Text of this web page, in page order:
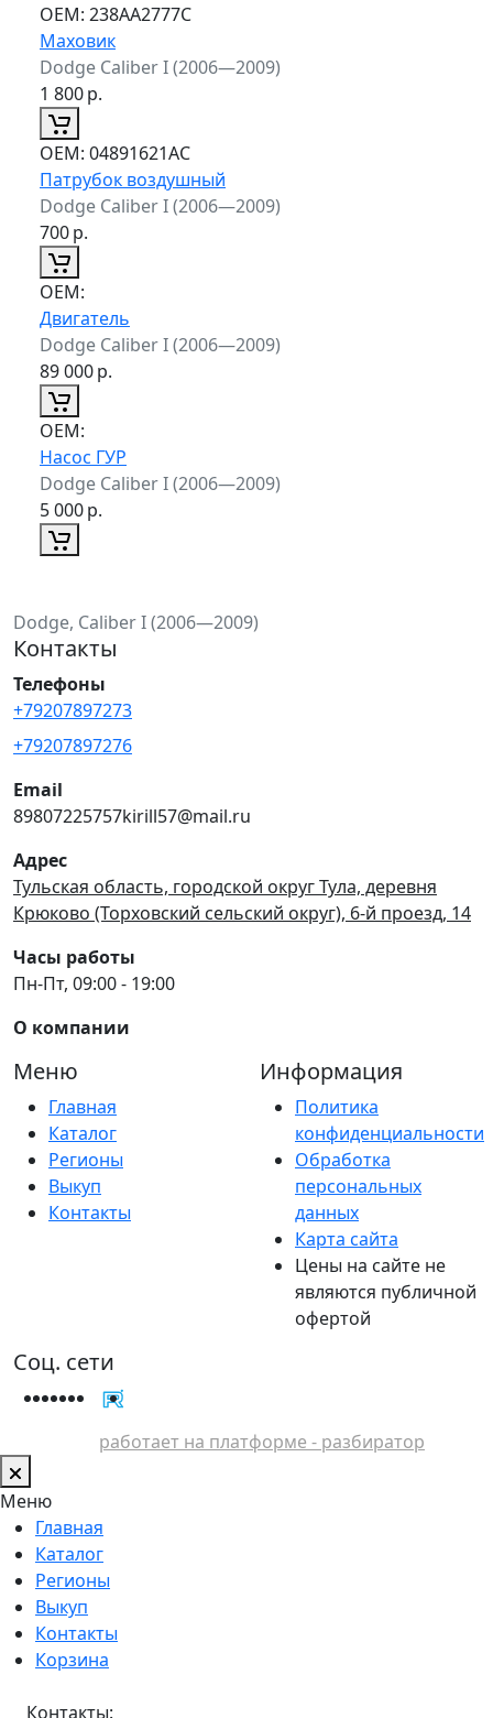
ОЕМ: 238AA2777C
Маховик
Dodge Caliber I (2006—2009)
1 800р.
ОЕМ: 04891621AC
Патрубок воздушный
Dodge Caliber I (2006—2009)
700р.
ОЕМ:
Двигатель
Dodge Caliber I (2006—2009)
89 000р.
ОЕМ:
Насос ГУР
Dodge Caliber I (2006—2009)
5 000р.
Dodge, Caliber I (2006—2009)
Контакты
Телефоны
+79207897273
+79207897276
Email
89807225757kirill57@mail.ru
Адрес
Тульская область, городской округ Тула, деревня
Крюково (Торховский сельский округ), 6-й проезд, 14
Часы работы
Пн-Пт, 09:00 - 19:00
О компании
Меню
Главная
Каталог
Регионы
Выкуп
Контакты
Информация
Политика
конфиденциальности
Обработка
персональных
данных
Карта сайта
Цены на сайте не
являются публичной
офертой
Соц. сети
работает на платформе - разбиратор
Меню
Главная
Каталог
Регионы
Выкуп
Контакты
Корзина
Контакты: